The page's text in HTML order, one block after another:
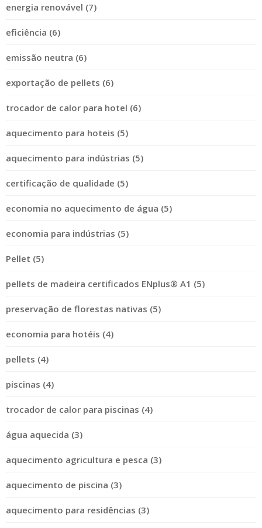
energia renovável (7)
eficiência (6)
emissão neutra (6)
exportação de pellets (6)
trocador de calor para hotel (6)
aquecimento para hoteis (5)
aquecimento para indústrias (5)
certificação de qualidade (5)
economia no aquecimento de água (5)
economia para indústrias (5)
Pellet (5)
pellets de madeira certificados ENplus® A1 (5)
preservação de florestas nativas (5)
economia para hotéis (4)
pellets (4)
piscinas (4)
trocador de calor para piscinas (4)
água aquecida (3)
aquecimento agricultura e pesca (3)
aquecimento de piscina (3)
aquecimento para residências (3)